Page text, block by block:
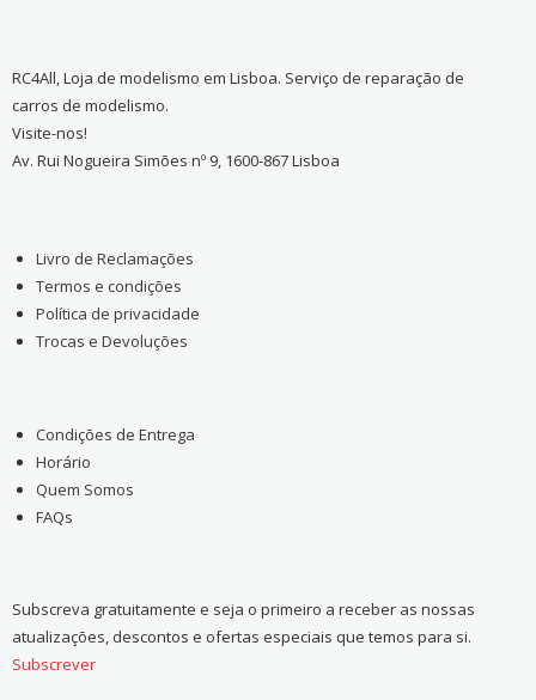
RC4All, Loja de modelismo em Lisboa. Serviço de reparação de
carros de modelismo.
Visite-nos!
Av. Rui Nogueira Simões nº 9, 1600-867 Lisboa
Livro de Reclamações
Termos e condições
Política de privacidade
Trocas e Devoluções
Condições de Entrega
Horário
Quem Somos
FAQs
Subscreva gratuitamente e seja o primeiro a receber as nossas
atualizações, descontos e ofertas especiais que temos para si.
Subscrever